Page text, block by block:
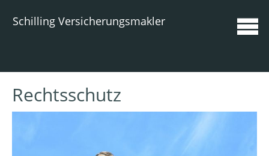
Schilling Versicherungsmakler
Rechtsschutz